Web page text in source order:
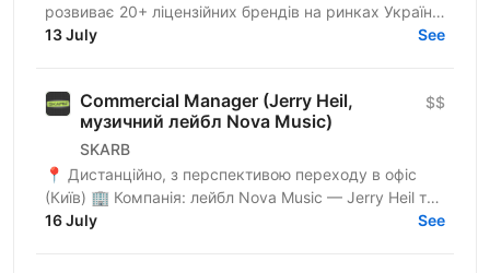
розвиває 20+ ліцензійних брендів на ринках України
та Tier 1. Більше 1 000 спеціалістів і 4 000 000+...
13 July See
Commercial Manager (Jerry Heil,
музичний лейбл Nova Music)
SKARB
$$
📍 Дистанційно, з перспективою переходу в офіс
(Київ) 🏢 Компанія: лейбл Nova Music — Jerry Heil та
інші артисти. 🕤 Зайнятість: повна. 🔎 Про роль Ми...
16 July See